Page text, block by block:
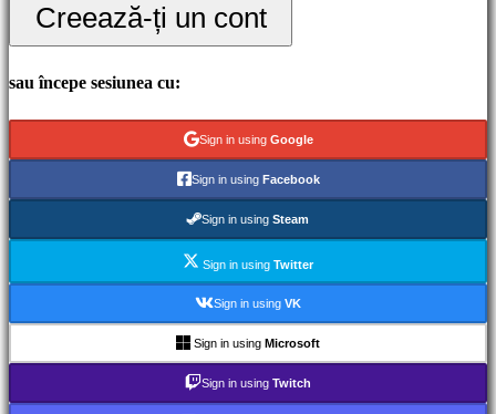
Evenimente
în
Media
IDC
Gifts
Creează-ți un cont
sau începe sesiunea cu:
Sign in using Google
Sign in using Facebook
Sign in using Steam
Sign in using Twitter
Sign in using VK
Sign in using Microsoft
Sign in using Twitch